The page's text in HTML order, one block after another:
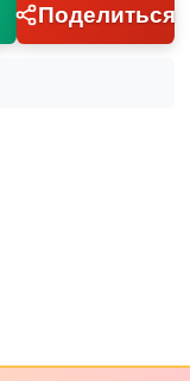
Поделиться